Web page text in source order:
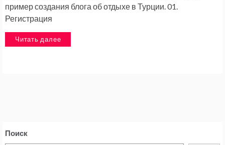
пример создания блога об отдыхе в Турции. 01.
Регистрация
Читать далее
Поиск